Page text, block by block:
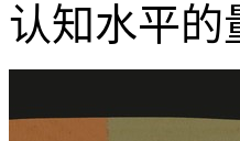
认知水平的